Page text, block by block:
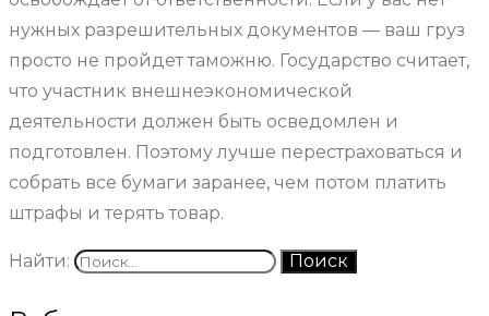
нужных разрешительных документов — ваш груз
просто не пройдет таможню. Государство считает,
что участник внешнеэкономической
деятельности должен быть осведомлен и
подготовлен. Поэтому лучше перестраховаться и
собрать все бумаги заранее, чем потом платить
штрафы и терять товар.
Найти: